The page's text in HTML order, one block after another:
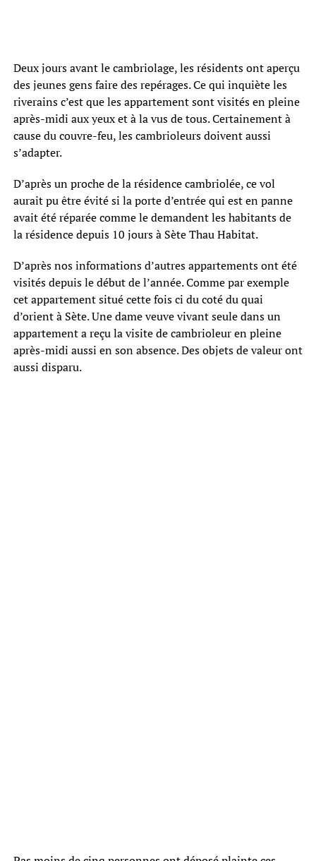
Deux jours avant le cambriolage, les résidents ont aperçu
des jeunes gens faire des repérages. Ce qui inquiète les
riverains c’est que les appartement sont visités en pleine
après-midi aux yeux et à la vus de tous. Certainement à
cause du couvre-feu, les cambrioleurs doivent aussi
s’adapter.
D’après un proche de la résidence cambriolée, ce vol
aurait pu être évité si la porte d’entrée qui est en panne
avait été réparée comme le demandent les habitants de
la résidence depuis 10 jours à Sète Thau Habitat.
D’après nos informations d’autres appartements ont été
visités depuis le début de l’année. Comme par exemple
cet appartement situé cette fois ci du coté du quai
d’orient à Sète. Une dame veuve vivant seule dans un
appartement a reçu la visite de cambrioleur en pleine
après-midi aussi en son absence. Des objets de valeur ont
aussi disparu.